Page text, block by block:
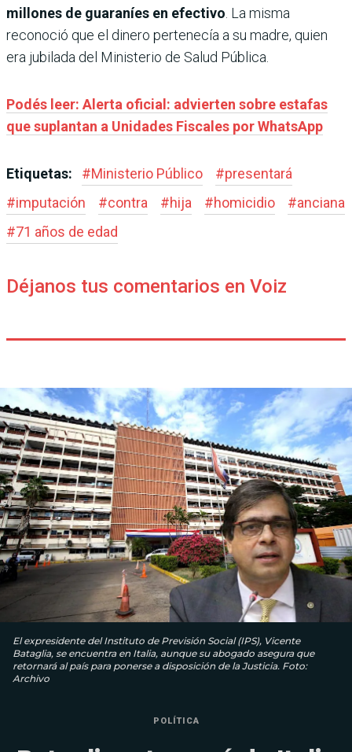
millones de guaraníes en efectivo . La misma
reconoció que el dinero pertenecía a su madre, quien
era jubilada del Ministerio de Salud Pública.
Podés leer: Alerta oficial: advierten sobre estafas
que suplantan a Unidades Fiscales por WhatsApp
Etiquetas: #Ministerio Público #presentará
#imputación #contra #hija #homicidio #anciana
#71 años de edad
Déjanos tus comentarios en Voiz
El expresidente del Instituto de Previsión Social (IPS), Vicente
Bataglia, se encuentra en Italia, aunque su abogado asegura que
retornará al país para ponerse a disposición de la Justicia. Foto:
Archivo
POLÍTICA